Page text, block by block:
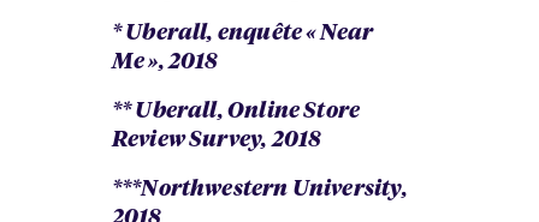
* Uberall, enquête « Near
Me », 2018
** Uberall, Online Store
Review Survey, 2018
***Northwestern University,